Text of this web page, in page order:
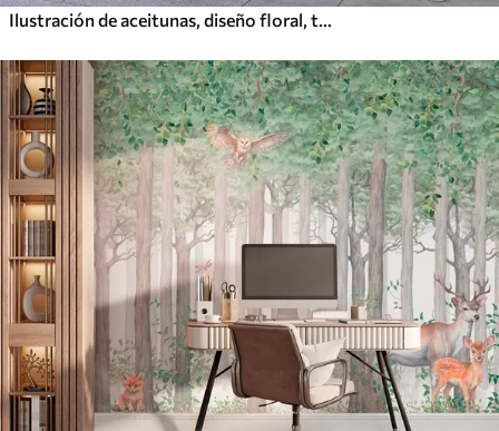
Ilustración de aceitunas, diseño floral, tropical, acuarela, hojas grandes, colores beige